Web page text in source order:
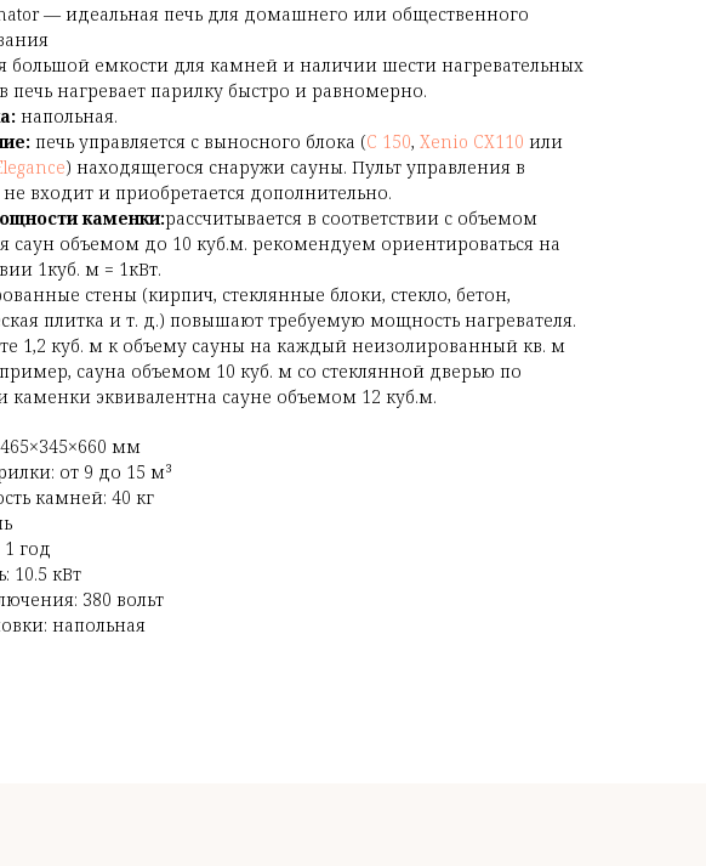
— идеальная печь для домашнего или общественного
большой емкости для камней и наличии шести нагревательных
печь нагревает парилку быстро и равномерно.
напольная.
печь управляется с выносного блока (C 150, Xenio CX110 или
) находящегося снаружи сауны. Пульт управления в
входит и приобретается дополнительно.
каменки:рассчитывается в соответствии с объемом
саун объемом до 10 куб.м. рекомендуем ориентироваться на
1куб. м = 1кВт.
стены (кирпич, стеклянные блоки, стекло, бетон,
плитка и т. д.) повышают требуемую мощность нагревателя.
1,2 куб. м к объему сауны на каждый неизолированный кв. м
сауна объемом 10 куб. м со стеклянной дверью по
эквивалентна сауне объемом 12 куб.м.
мм
от 9 до 15 м³
камней: 40 кг
1 год
10.5 кВт
380 вольт
напольная